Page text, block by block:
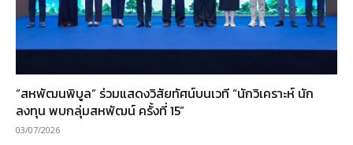
“สหพัฒนพิบูล” ร่วมแสดงวิสัยทัศน์บนเวที “นักวิเคราะห์ นัก
ลงทุน พบกลุ่มสหพัฒน์ ครั้งที่ 15”
03/07/2026